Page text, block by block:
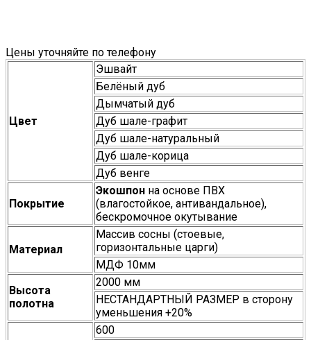
Цены уточняйте по телефону
Цвет
Эшвайт
Белёный дуб
Дымчатый дуб
Дуб шале-графит
Дуб шале-натуральный
Дуб шале-корица
Дуб венге
Покрытие
Экошпон на основе ПВХ
(влагостойкое, антивандальное),
бескромочное окутывание
Материал
Массив сосны (стоевые,
горизонтальные царги)
МДФ 10мм
Высота
полотна
2000 мм
НЕСТАНДАРТНЫЙ РАЗМЕР в сторону
уменьшения +20%
600